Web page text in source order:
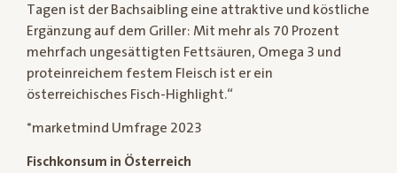
Tagen ist der Bachsaibling eine attraktive und köstliche
Ergänzung auf dem Griller: Mit mehr als 70 Prozent
mehrfach ungesättigten Fettsäuren, Omega 3 und
proteinreichem festem Fleisch ist er ein
österreichisches Fisch-Highlight.“
*marketmind Umfrage 2023
Fischkonsum in Österreich